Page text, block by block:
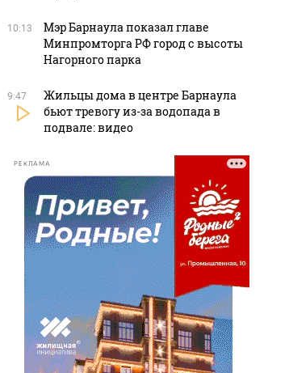
10:13
Мэр Барнаула показал главе
Минпромторга РФ город с высоты
Нагорного парка
9:47
Жильцы дома в центре Барнаула
бьют тревогу из-за водопада в
подвале: видео
РЕКЛАМА